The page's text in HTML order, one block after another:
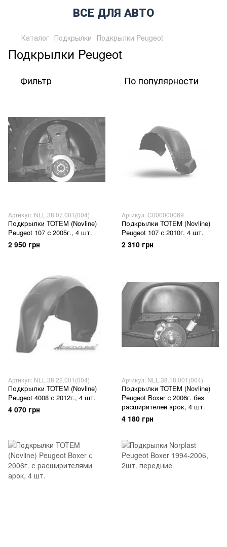
ВСЕ ДЛЯ АВТО
Каталог Подкрылки Подкрылки Peugeot
Подкрылки Peugeot
Фильтр По популярности
Артикул: NLL.38.07.001(004)
Подкрылки TOTEM (Novline)
Peugeot 107 с 2005г., 4 шт.
2 950 грн
Артикул: C000000069
Подкрылки TOTEM (Novline)
Peugeot 107 с 2010г. 4 шт.
2 310 грн
Артикул: NLL.38.22.001(004)
Подкрылки TOTEM (Novline)
Peugeot 4008 с 2012г., 4 шт.
4 070 грн
Артикул: NLL.38.18.001(004)
Подкрылки TOTEM (Novline)
Peugeot Boxer с 2006г. без
расширителей арок, 4 шт.
4 180 грн